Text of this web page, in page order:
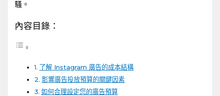
騷。
內容目錄：
了解 Instagram ⁢廣告的成本結構
影響廣告投放預算的關鍵因素
如何合理設定您的廣告預算